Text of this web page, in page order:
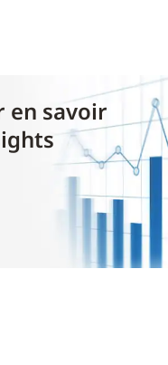
en savoir